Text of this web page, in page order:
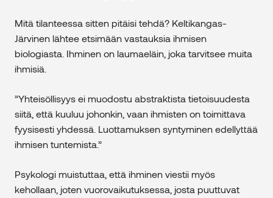
Mitä tilanteessa sitten pitäisi tehdä? Keltikangas-
Järvinen lähtee etsimään vastauksia ihmisen
biologiasta. Ihminen on laumaeläin, joka tarvitsee muita
ihmisiä.
”Yhteisöllisyys ei muodostu abstraktista tietoisuudesta
siitä, että kuuluu johonkin, vaan ihmisten on toimittava
fyysisesti yhdessä. Luottamuksen syntyminen edellyttää
ihmisen tuntemista.”
Psykologi muistuttaa, että ihminen viestii myös
kehollaan, joten vuorovaikutuksessa, josta puuttuvat